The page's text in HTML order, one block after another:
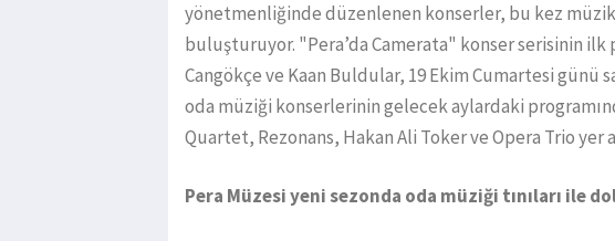
yönetmenliğinde düzenlenen konserler, bu kez
buluşturuyor. "Pera’da Camerata" konser serisinin ilk
Cangökçe ve Kaan Buldular, 19 Ekim Cumartesi günü
oda müziği konserlerinin gelecek aylardaki
Quartet, Rezonans, Hakan Ali Toker ve Opera Trio yer
Pera Müzesi yeni sezonda oda müziği tınıları ile